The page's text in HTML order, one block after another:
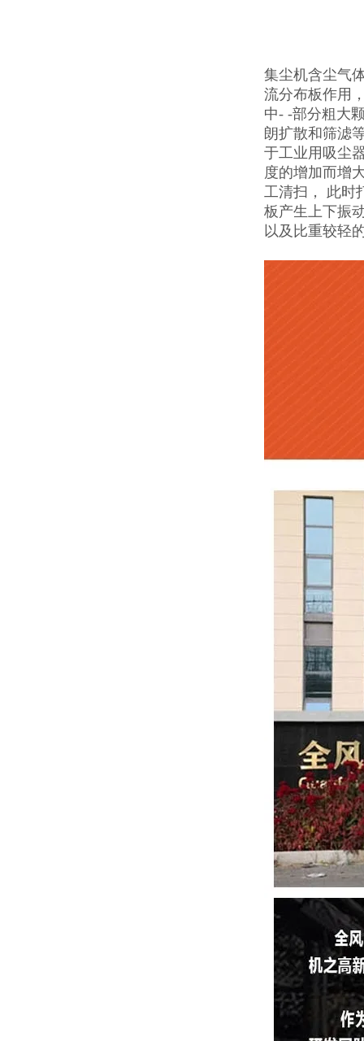
集尘机含尘气
流分布板作用
中- -部分粗大
朗扩散和筛滤
于工业用吸尘
度的增加而增
工清扫， 此时
板产生上下振
以及比重较轻